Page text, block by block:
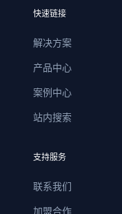
快速链接
解决方案
产品中心
案例中心
站内搜索
支持服务
联系我们
加盟合作